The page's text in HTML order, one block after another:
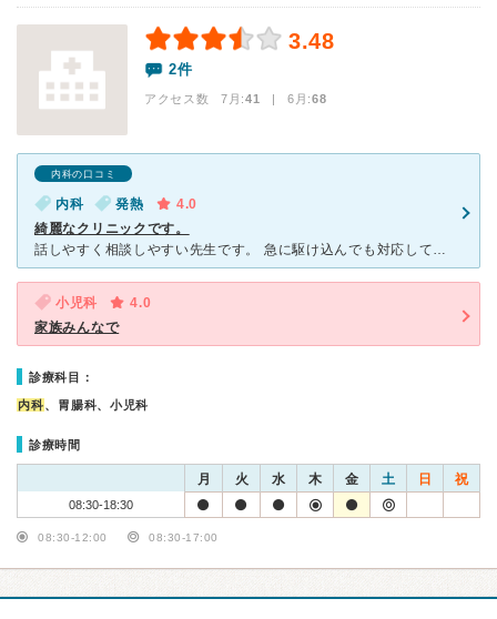
3.48
2件
アクセス数 7月:41 | 6月:68
内科の口コミ
内科 発熱
4.0
綺麗なクリニックです。
話しやすく相談しやすい先生です。 急に駆け込んでも対応してくれます。 受付の事務さんたちも長い方ばかり のようで、働きやすい職場なのかなぁと いう感じがします。 私は薬の相談などしま
小児科
4.0
家族みんなで
診療科目：
内科、胃腸科、小児科
診療時間
月 火 水 木 金 土 日 祝
08:30-18:30
08:30-12:00 08:30-17:00